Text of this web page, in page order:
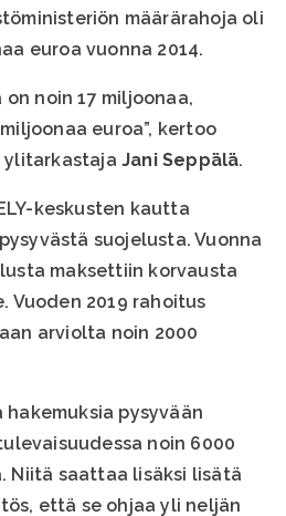
määrärahoja oli
euroa vuonna 2014.
on noin 17 miljoonaa,
euroa”, kertoo
ylitarkastaja Jani Seppälä.
keskusten kautta
suojelusta. Vuonna
maksettiin korvausta
Vuoden 2019 rahoitus
arviolta noin 2000
pysyvään
noin 6000
Niitä saattaa lisäksi lisätä
että se ohjaa yli neljän